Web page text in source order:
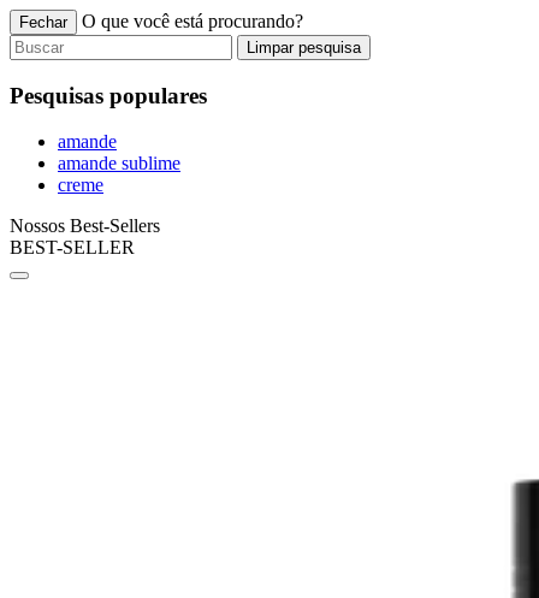
Fechar O que você está procurando?
Limpar pesquisa
Pesquisas populares
amande
amande sublime
creme
Nossos Best-Sellers
BEST-SELLER